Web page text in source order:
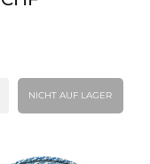
NICHT AUF LAGER